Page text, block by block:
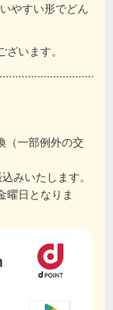
やすい形でどん
います。
（一部例外の交
みいたします。
曜日となりま